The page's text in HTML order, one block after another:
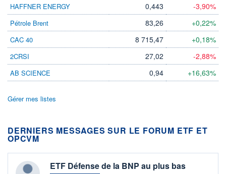
HAFFNER ENERGY
0,443 -3,90%
Pétrole Brent 83,26 +0,22%
CAC 40 8 715,47 +0,18%
2CRSI 27,02 -2,88%
AB SCIENCE 0,94 +16,63%
Gérer mes listes
DERNIERS MESSAGES SUR LE FORUM ETF ET
OPCVM
ETF Défense de la BNP au plus bas